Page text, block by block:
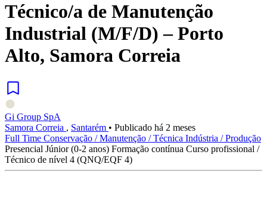
Técnico/a de Manutenção
Industrial (M/F/D) – Porto
Alto, Samora Correia
Gi Group SpA
Samora Correia , Santarém • Publicado há 2 meses
Full Time Conservação / Manutenção / Técnica Indústria / Produção
Presencial Júnior (0-2 anos) Formação contínua Curso profissional /
Técnico de nível 4 (QNQ/EQF 4)